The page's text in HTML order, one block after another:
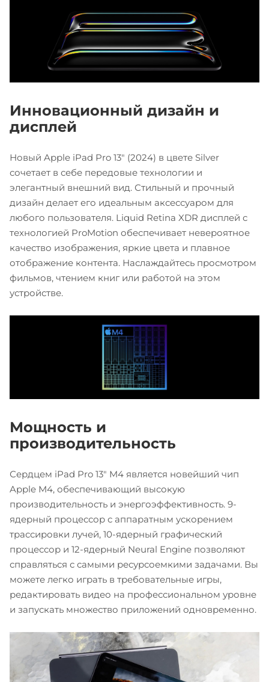
Инновационный дизайн и
дисплей
Новый Apple iPad Pro 13" (2024) в цвете Silver
сочетает в себе передовые технологии и
элегантный внешний вид. Стильный и прочный
дизайн делает его идеальным аксессуаром для
любого пользователя. Liquid Retina XDR дисплей с
технологией ProMotion обеспечивает невероятное
качество изображения, яркие цвета и плавное
отображение контента. Наслаждайтесь просмотром
фильмов, чтением книг или работой на этом
устройстве.
Мощность и
производительность
Сердцем iPad Pro 13" M4 является новейший чип
Apple M4, обеспечивающий высокую
производительность и энергоэффективность. 9-
ядерный процессор с аппаратным ускорением
трассировки лучей, 10-ядерный графический
процессор и 12-ядерный Neural Engine позволяют
справляться с самыми ресурсоемкими задачами. Вы
можете легко играть в требовательные игры,
редактировать видео на профессиональном уровне
и запускать множество приложений одновременно.